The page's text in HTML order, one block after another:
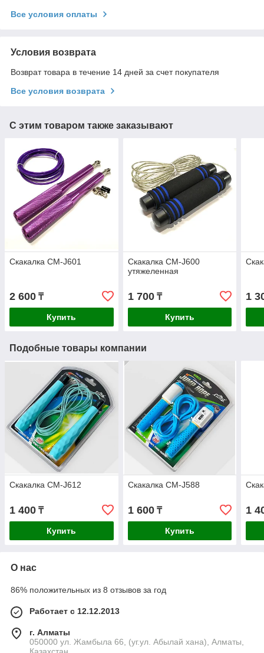
Все условия оплаты
Условия возврата
Возврат товара в течение 14 дней за счет покупателя
Все условия возврата
С этим товаром также заказывают
Скакалка CM-J601
2 600 ₸
Купить
Скакалка CM-J600
утяжеленная
1 700₸
Купить
1
Подобные товары компании
Скакалка CM-J612
1 400 ₸
Купить
Скакалка CM-J588
1 600₸
Купить
1
О нас
86% положительных из 8 отзывов за год
Работает с 12.12.2013
г. Алматы
050000 ул. Жамбыла 66, (уг.ул. Абылай хана), Алматы,